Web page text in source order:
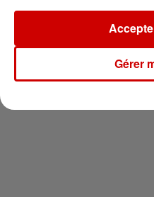
Newsletter
Gérer